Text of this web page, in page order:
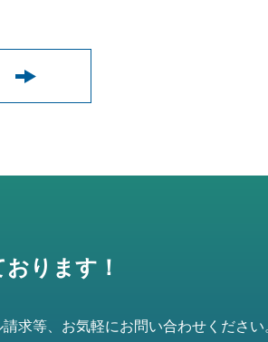
ります！
求等、お気軽にお問い合わせください